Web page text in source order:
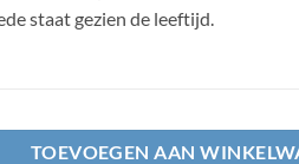
staat gezien de leeftijd.
TOEVOEGEN AAN